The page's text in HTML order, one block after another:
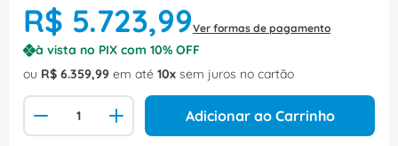
R$ 5.723,99Ver formas de pagamento
à vista no PIX com 10% OFF
ou R$ 6.359,99 em até 10 sem juros no cartão
Adicionar ao Carrinho